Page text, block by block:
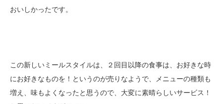
おいしかったです。
この新しいミールスタイルは、２回目以降の食事は、お好きな時
にお好きなものを！というのが売りなようで、メニューの種類も
増え、味もよくなったと思うので、大変に素晴らしいサービス！